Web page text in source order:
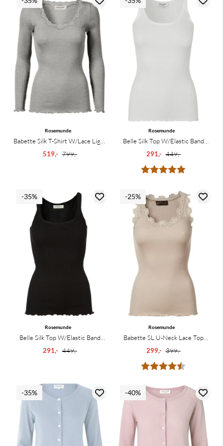
Rosemunde
Babette Silk T-Shirt W/Lace Light
Grey
519,- 799,-
Karakter:
Rosemunde
Belle Silk Top W/Elastic Band
New White
291,- 449,-
-35%
Rosemunde
Belle Silk Top W/Elastic Band
Black
291,- 449,-
-25%
Karakter:
Rosemunde
Babette SL U-Neck Lace Top
Cacao
299,- 399,-
-35% -40%